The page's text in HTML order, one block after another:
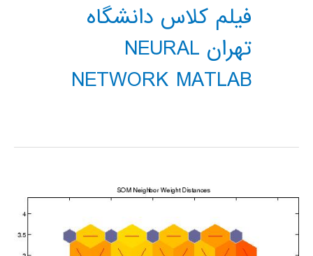
فیلم کلاس دانشگاه
تهران NEURAL
NETWORK MATLAB